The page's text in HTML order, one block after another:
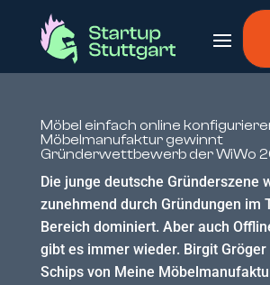
Möbel einfach online
Möbelmanufaktur gewinnt
Gründerwettbewerb der WiWo
Die junge deutsche Gründerszene
zunehmend durch Gründungen im
Bereich dominiert. Aber auch
gibt es immer wieder. Birgit Gröger
Schips von Meine